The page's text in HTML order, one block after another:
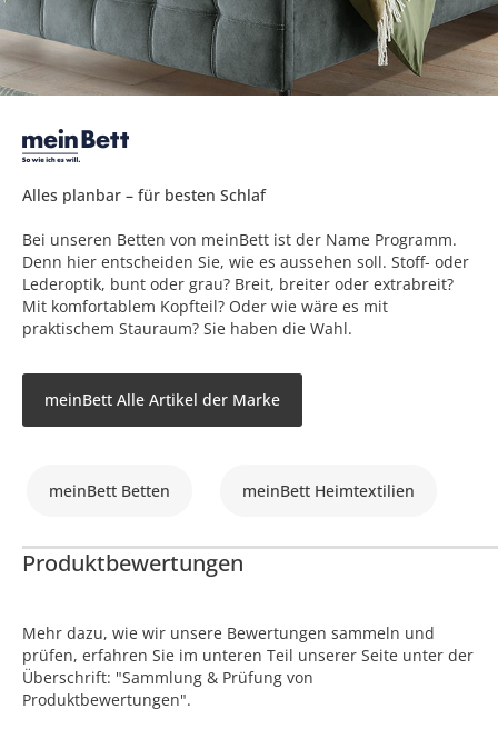
Alles planbar – für besten Schlaf
Bei unseren Betten von meinBett ist der Name Programm.
Denn hier entscheiden Sie, wie es aussehen soll. Stoff- oder
Lederoptik, bunt oder grau? Breit, breiter oder extrabreit?
Mit komfortablem Kopfteil? Oder wie wäre es mit
praktischem Stauraum? Sie haben die Wahl.
meinBett Alle Artikel der Marke
meinBett Betten meinBett Heimtextilien
Produktbewertungen
Mehr dazu, wie wir unsere Bewertungen sammeln und
prüfen, erfahren Sie im unteren Teil unserer Seite unter der
Überschrift: "Sammlung & Prüfung von
Produktbewertungen".